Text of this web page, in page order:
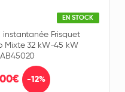
EN STOCK
Frisquet
Mixte 32 kW-45 kW
-12%